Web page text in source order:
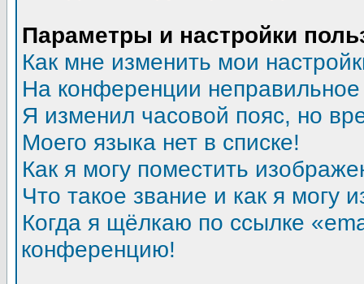
Параметры и настройки
Как мне изменить мои
На конференции
Я изменил часовой пояс, но
Моего языка нет в списке!
Как я могу поместить
Что такое звание и как я могу
Когда я щёлкаю по ссылке
конференцию!